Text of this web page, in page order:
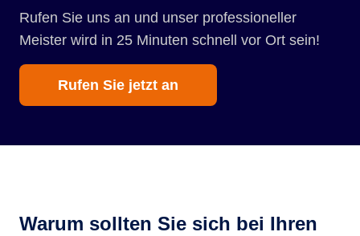
Rufen Sie uns an und unser professioneller
Meister wird in 25 Minuten schnell vor Ort sein!
Rufen Sie jetzt an
Warum sollten Sie sich bei Ihren